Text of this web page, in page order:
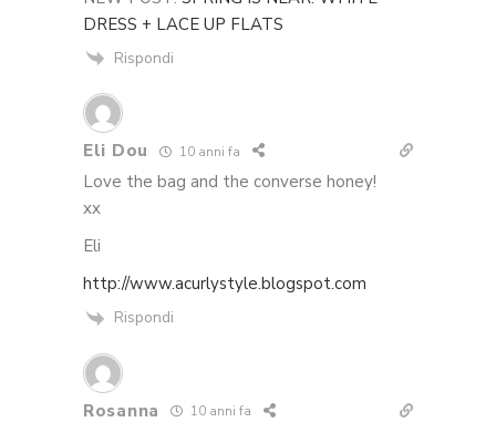
DRESS + LACE UP FLATS
Rispondi
Eli Dou 10 anni fa
Love the bag and the converse honey!
xx
Eli
http://www.acurlystyle.blogspot.com
Rispondi
Rosanna 10 anni fa